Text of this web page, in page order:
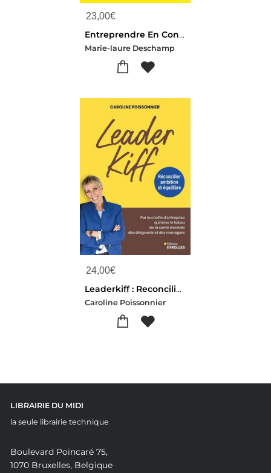
23,00€
Entreprendre En Conscience, Reussir En Confiance
Marie-laure Deschamp
24,00€
Leaderkiff : Reconcilier Ambition Et Equilibre
Caroline Poissonnier
LIBRAIRIE DU MIDI
la seule librairie technique
Boulevard Poincaré 75,
1070 Bruxelles, Belgique